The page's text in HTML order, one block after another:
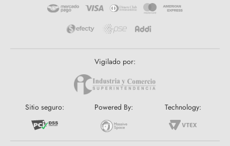
Vigilado por:
Sitio seguro: Powered By: Technology: